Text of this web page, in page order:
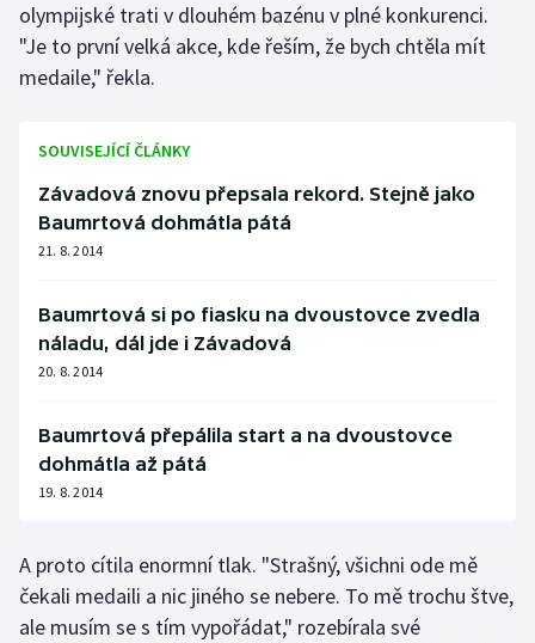
Judo
Krasobruslení
Lezení
Lyže a snowboard
Moderní pětiboj
Motorsport
Olympijské hry
Parasport
Plavání
Ragby
olympijské trati v dlouhém bazénu v plné konkurenci.
"Je to první velká akce, kde řeším, že bych chtěla mít
medaile," řekla.
SOUVISEJÍCÍ ČLÁNKY
Závadová znovu přepsala rekord. Stejně jako
Baumrtová dohmátla pátá
21. 8. 2014
Baumrtová si po fiasku na dvoustovce zvedla
náladu, dál jde i Závadová
20. 8. 2014
Baumrtová přepálila start a na dvoustovce
dohmátla až pátá
19. 8. 2014
A proto cítila enormní tlak. "Strašný, všichni ode mě
čekali medaili a nic jiného se nebere. To mě trochu štve,
ale musím se s tím vypořádat," rozebírala své